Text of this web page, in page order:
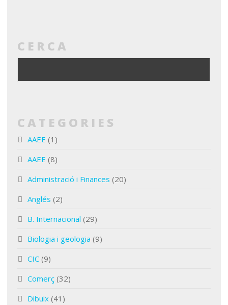
CERCA
CATEGORIES
AAEE (1)
AAEE (8)
Administració i Finances (20)
Anglés (2)
B. Internacional (29)
Biologia i geologia (9)
CIC (9)
Comerç (32)
Dibuix (41)